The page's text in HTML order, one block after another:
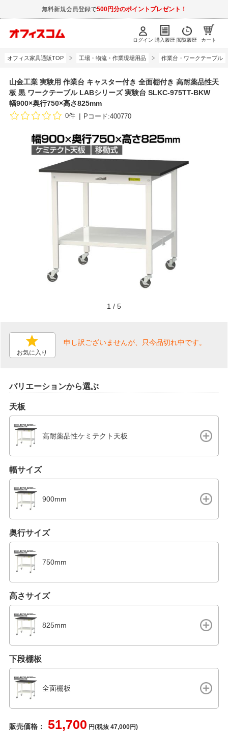
無料新規会員登録で500円分のポイントプレゼント！
ログイン 購入履歴 閲覧履歴 カート
オフィス家具通販TOP 工場・物流・作業現場用品 作業台・ワークテーブル
山金工業 実験用 作業台 キャスター付き 全面棚付き 高耐薬品性天
板 黒 ワークテーブル LABシリーズ 実験台 SLKC-975TT-BKW
幅900×奥行750×高さ825mm
0件 Pコード:400770
1 / 5
お気に入り
申し訳ございませんが、只今品切れ中です。
バリエーションから選ぶ
天板
高耐薬品性ケミテクト天板
幅サイズ
900mm
奥行サイズ
750mm
高さサイズ
825mm
下段棚板
全面棚板
販売価格： 51,700 円(税抜 47,000円)